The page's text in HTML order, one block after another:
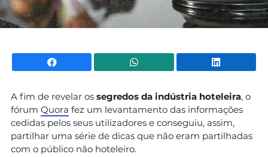
Facebook WhatsApp
A fim de revelar os segredos da indústria hoteleira, o
fórum Quora fez um levantamento das informações
cedidas pelos seus utilizadores e conseguiu, assim,
partilhar uma série de dicas que não eram partilhadas
com o público não hoteleiro.